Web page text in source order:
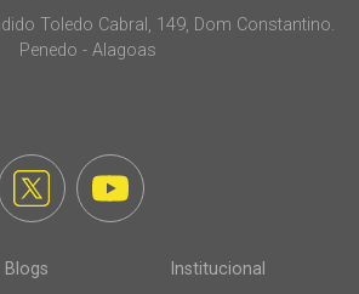
Toledo Cabral, 149, Dom Constantino.
Penedo - Alagoas
Blogs Institucional